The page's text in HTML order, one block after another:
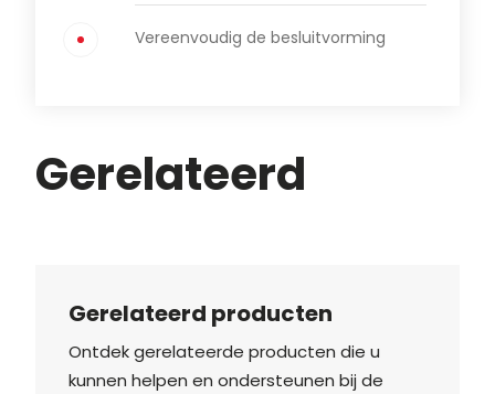
Vereenvoudig de besluitvorming
Gerelateerd
Gerelateerd producten
Ontdek gerelateerde producten die u
kunnen helpen en ondersteunen bij de